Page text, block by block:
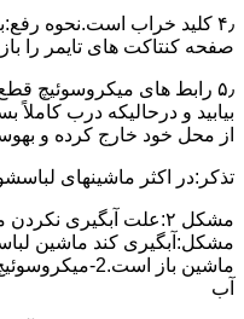
۴٫ ﮐﻠﯿﺪ ﺧﺮاب اﺳﺖ.نحوه
ﺻﻔﺤﻪ ﮐﻨﺘﺎﮐﺖ ﻫﺎی ﺗﺎﯾﻤﺮ را
۵٫ رابط های ﻣﯿﮑﺮوﺳﻮﺋﯿﭻ
ﺑﯿﺎﺑﯿﺪ و درحالیکه درب
از ﻣﺤﻞ خود ﺧﺎرج کرده و
ﺗﺬﮐﺮ:در اﮐﺜﺮ ماشینهای
مشکل ۲:علت آبگیری
آب